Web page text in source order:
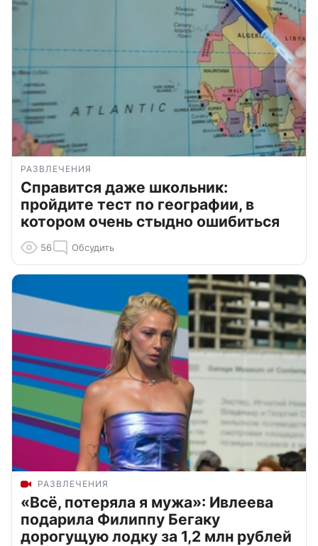
РАЗВЛЕЧЕНИЯ
Справится даже школьник:
пройдите тест по географии, в
котором очень стыдно ошибиться
56 Обсудить
РАЗВЛЕЧЕНИЯ
«Всё, потеряла я мужа»: Ивлеева
подарила Филиппу Бегаку
дорогущую лодку за 1,2 млн рублей